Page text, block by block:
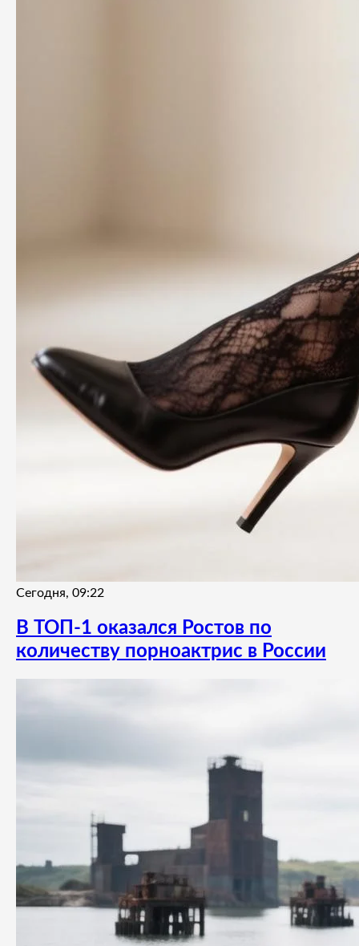
Сегодня, 09:22
В ТОП-1 оказался Ростов по
количеству порноактрис в России